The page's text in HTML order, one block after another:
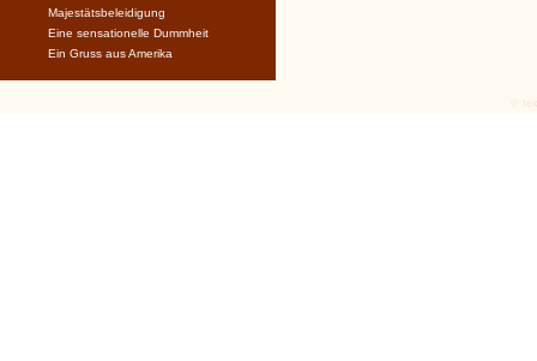
Majestätsbeleidigung
Eine sensationelle Dummheit
Ein Gruss aus Amerika